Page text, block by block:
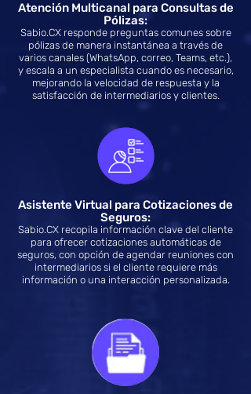
Atención Multicanal para Consultas de
Pólizas:
Sabio.CX responde preguntas comunes sobre
pólizas de manera instantánea a través de
varios canales (WhatsApp, correo, Teams, etc.),
y escala a un especialista cuando es necesario,
mejorando la velocidad de respuesta y la
satisfacción de intermediarios y clientes.
Asistente Virtual para Cotizaciones de
Seguros:
Sabio.CX recopila información clave del cliente
para ofrecer cotizaciones automáticas de
seguros, con opción de agendar reuniones con
intermediarios si el cliente requiere más
información o una interacción personalizada.